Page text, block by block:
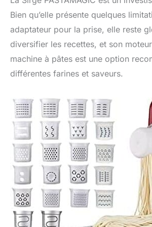
Bien qu’elle présente quelques
adaptateur pour la prise, elle reste
diversifier les recettes, et son
machine à pâtes est une option
différentes farines et saveurs.